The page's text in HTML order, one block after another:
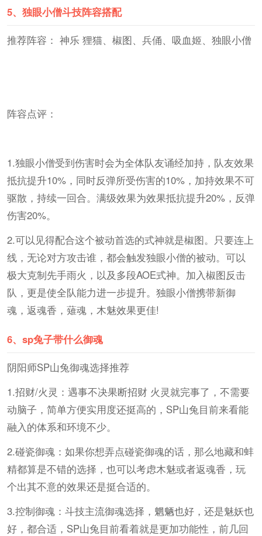
5、 独眼小僧斗技阵容搭配
推荐阵容： 神乐 狸猫、椒图、兵俑、吸血姬、独眼小僧
阵容点评：
1.独眼小僧受到伤害时会为全体队友诵经加持，队友效果
抵抗提升10%，同时反弹所受伤害的10%，加持效果不可
驱散，持续一回合。满级效果为效果抵抗提升20%，反弹
伤害20%。
2.可以见得配合这个被动首选的式神就是椒图。只要连上
线，无论对方攻击谁，都会触发独眼小僧的被动。可以
极大克制先手雨火，以及多段AOE式神。加入椒图反击
队，更是使全队能力进一步提升。独眼小僧携带新御
魂，返魂香，薙魂，木魅效果更佳!
6、 sp兔子带什么御魂
阴阳师SP山兔御魂选择推荐
1.招财/火灵：遇事不决果断招财 火灵就完事了，不需要
动脑子，简单方便实用度还挺高的，SP山兔目前来看能
融入的体系和环境不少。
2.碰瓷御魂：如果你想弄点碰瓷御魂的话，那么地藏和蚌
精都算是不错的选择，也可以考虑木魅或者返魂香，玩
个出其不意的效果还是挺合适的。
3.控制御魂：斗技主流御魂选择，魍魉也好，还是魅妖也
好，都合适，SP山兔目前看着就是更加功能性，前几回